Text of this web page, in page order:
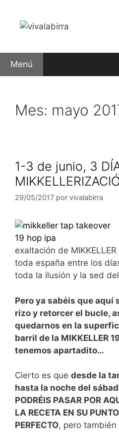
contenido
Menú
Mes: mayo
1-3 de junio, 3
29/05/2017 por vivalabirra
exaltación de
toda españa entre los
toda la ilusión y la sed
Pero ya sabéis que aquí
rizo y retorcer el bucle,
quedarnos en la
barril de la MIKKELLER
tenemos apartadito…
Cierto es que desde la
hasta la noche del
PODRÉIS PASAR POR
LA RECETA EN SU
PERFECTO, pero